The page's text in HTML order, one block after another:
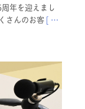
年を迎えまし
さんのお客 [ …